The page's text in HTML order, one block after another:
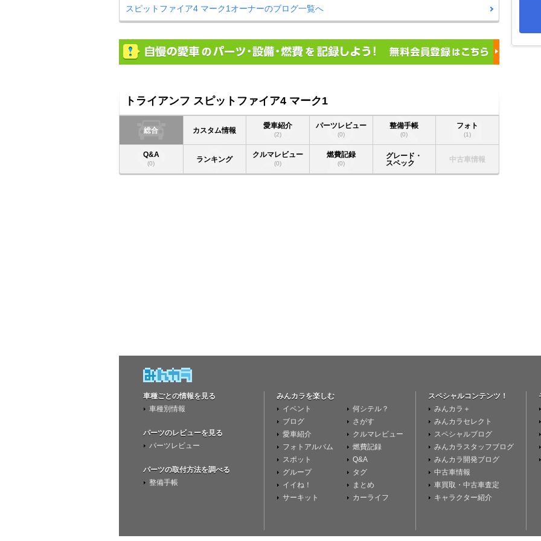
スピットファイア4 マーク1オーナーのブログ一覧へ
トライアンフ スピットファイア4 マーク1
総合 カスタム情報
愛車紹介
(2)
パーツレビュー
(0)
整備手帳
(0)
フォト
(1)
Q&A
(0) ランキング
クルマレビュー
(0)
燃費記録
(0)
グレード・
スペック
中古車情報
車種ごとの情報を見る
車種別情報
パーツのレビューを見る
パーツレビュー
パーツの取付方法を調べる
整備手帳
みんカラを楽しむ
イベント
ブログ
愛車紹介
フォトアルバム
スポット
グループ
イイね！
サーキット
何シテル？
さがす
クルマレビュー
燃費記録
Q&A
タグ
まとめ
カーライフ
スペシャルコンテンツ！
みんカラ＋
みんカラセレクト
スペシャルブログ
みんカラスタッフブログ
みんカラ開発ブログ
中古車情報
車買取・中古車査定
キャラクター紹介